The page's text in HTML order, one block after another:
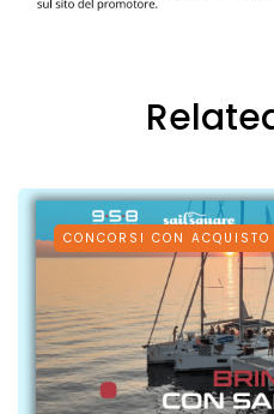
CONCORSI CON ACQUISTO